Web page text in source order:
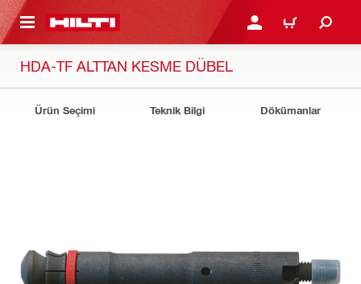
GEÇ GIRIŞ YAP YA DA KAYIT
SEPET
HDA-TF ALTTAN KESME DÜBEL
Ürün Seçimi Teknik Bilgi Dökümanlar